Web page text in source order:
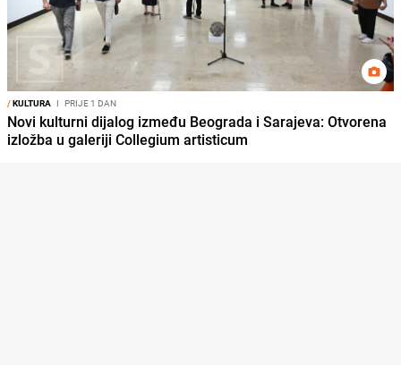
/KULTURA I PRIJE 1 DAN
Novi kulturni dijalog između Beograda i Sarajeva: Otvorena
izložba u galeriji Collegium artisticum